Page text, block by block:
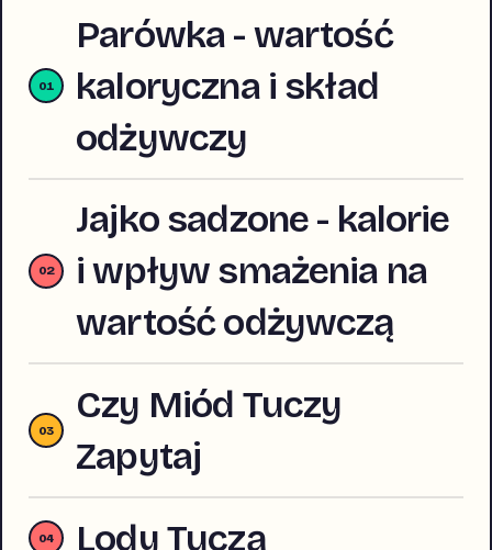
Parówka - wartość
kaloryczna i skład
odżywczy
Jajko sadzone - kalorie
i wpływ smażenia na
wartość odżywczą
Czy Miód Tuczy
Zapytaj
Lody Tuczą